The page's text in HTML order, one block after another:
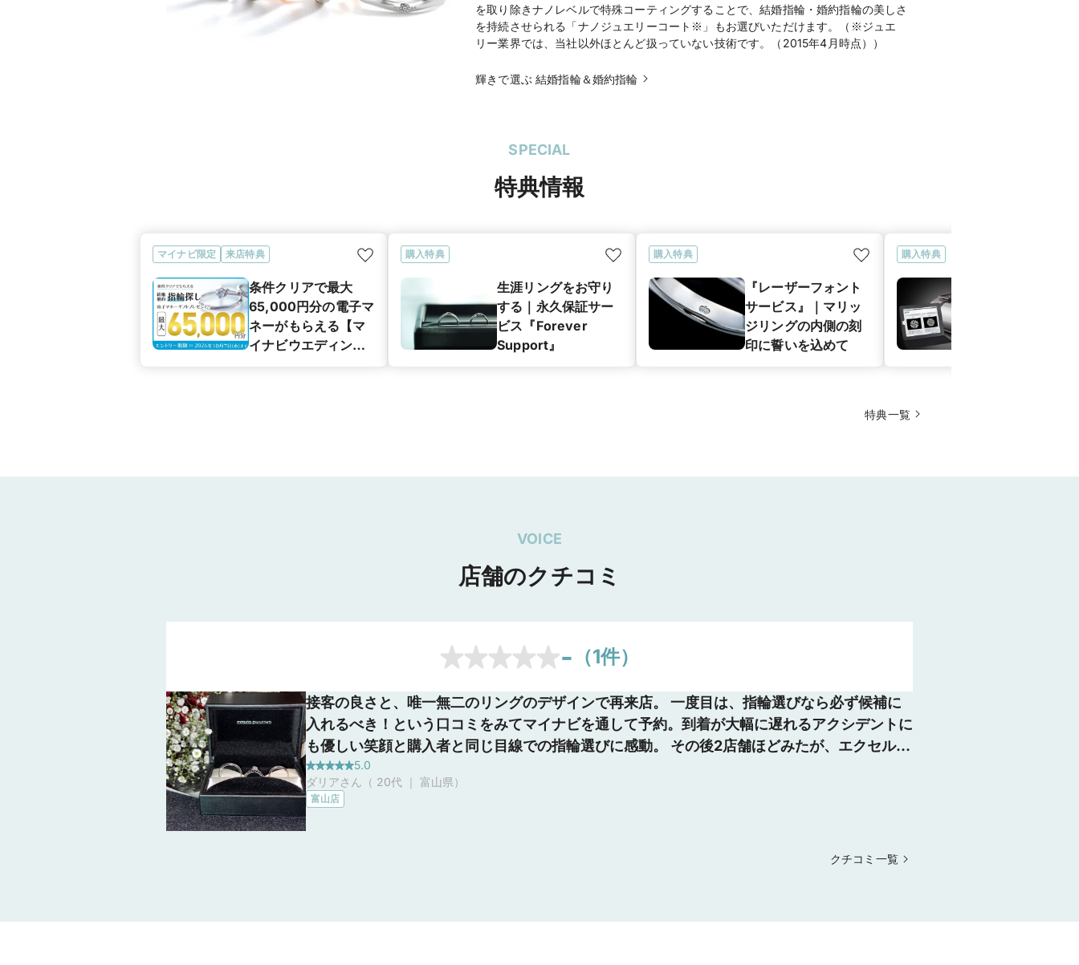
を取り除きナノレベルで特殊コーティングすることで、結婚指輪・婚約指輪の美しさ
を持続させられる「ナノジュエリーコート※」もお選びいただけます。（※ジュエ
リー業界では、当社以外ほとんど扱っていない技術です。（2015年4月時点））
輝きで選ぶ 結婚指輪＆婚約指輪
SPECIAL
特典情報
マイナビ限定 来店特典
条件クリアで最大
65,000円分の電子マ
ネーがもらえる【マ
イナビウエディング
購入特典
生涯リングをお守り
する｜永久保証サー
ビス『Forever
Support』
購入特典
『レーザーフォント
サービス』｜マリッ
ジリングの内側の刻
印に誓いを込めて
購入特典
特典一覧
VOICE
店舗のクチコミ
- （1件）
接客の良さと、唯一無二のリングのデザインで再来店。 一度目は、指輪選びなら必ず候補に
入れるべき！という口コミをみてマイナビを通して予約。到着が大幅に遅れるアクシデントに
も優しい笑顔と購入者と同じ目線での指輪選びに感動。 その後2店舗ほどみたが、エクセルコ
ダイヤモンドのリングの唯一無二なデザインと高い品質、サービスが忘れられずに再来店。
即決にて、婚約指輪と結婚指輪を購入。 彼女も気に入ってくれて大満足です。 指輪の裏の文
字も、ギリギリ入るか入らないかわかりませんでしたが、スッキリキレイに入れていただきま
5.0
ダリアさん（ 20代 ｜ 富山県）
富山店
クチコミ一覧